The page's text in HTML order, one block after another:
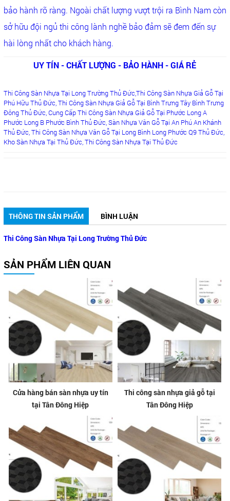
bảo hành rõ ràng. Ngoài chất lượng vượt trội ra Bình Nam còn
sở hữu đội ngủ thi công lành nghề bảo đảm sẽ đem đến sự
hài lòng nhất cho khách hàng.
UY TÍN - CHẤT LƯỢNG - BẢO HÀNH - GIÁ RẺ
Thi Công Sàn Nhựa Tại Long Trường Thủ Đức,Thi Công Sàn Nhựa Giả Gỗ Tại
Phú Hữu Thủ Đức, Thi Công Sàn Nhựa Giả Gỗ Tại Bình Trưng Tây Bình Trưng
Đông Thủ Đức, Cung Cấp Thi Công Sàn Nhựa Giả Gỗ Tại Phước Long A
Phước Long B Phước Bình Thủ Đức, Sàn Nhựa Vân Gỗ Tại An Phú An Khánh
Thủ Đức, Thi Công Sàn Nhựa Vân Gỗ Tại Long Bình Long Phước Q9 Thủ Đức,
Kho Sàn Nhựa Tại Thủ Đức, Thi Công Sàn Nhựa Tại Thủ Đức
THÔNG TIN SẢN PHẨM BÌNH LUẬN
Thi Công Sàn Nhựa Tại Long Trường Thủ Đức
SẢN PHẨM LIÊN QUAN
Cửa hàng bán sàn nhựa uy tín
tại Tân Đông Hiệp
Thi công sàn nhựa giả gỗ tại
Tân Đông Hiệp